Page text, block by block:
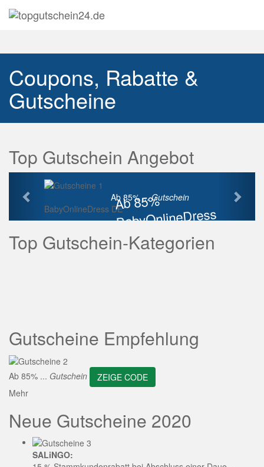
Coupons, Rabatte &
Gutscheine
Top Gutschein Angebot
Ab 85%
BabyOnlineDress
Rabatt
Ab 85% ...Gutschein
BabyOnlineDress DE
Vorherige
Top Gutschein-Kategorien
Gutscheine Empfehlung
Ab 85% ... Gutschein
ZEIGE CODE
Mehr
Neue Gutscheine 2020
SALiNGO: